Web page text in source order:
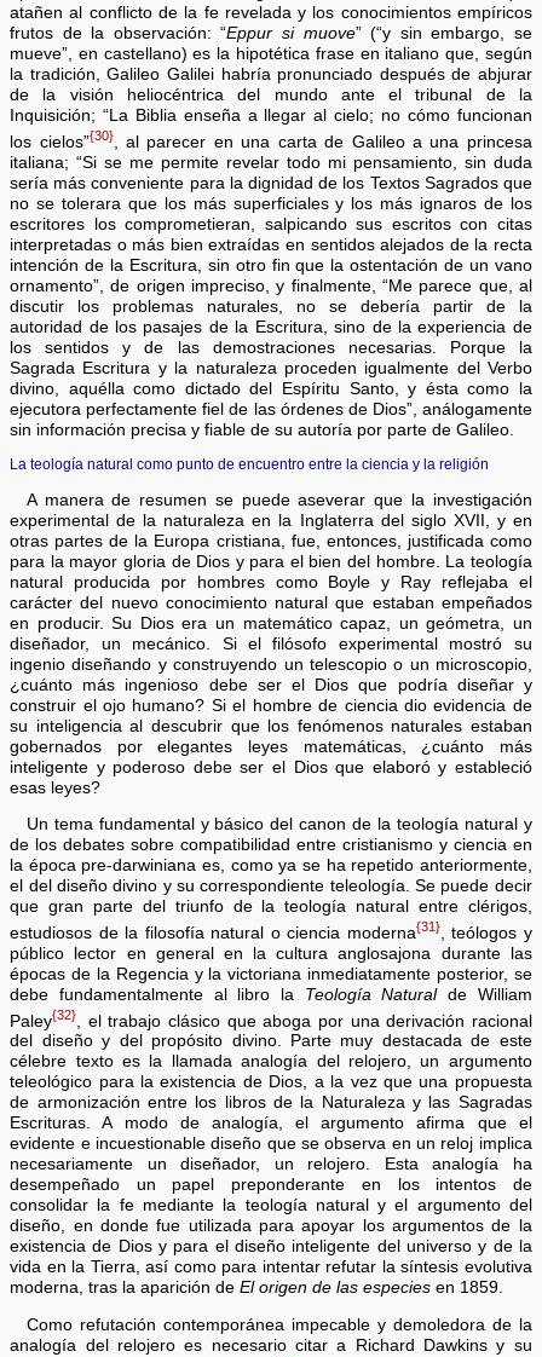
atañen al conflicto de la fe revelada y los conocimientos empíricos
frutos de la observación: “Eppur si muove” (“y sin embargo, se
mueve”, en castellano) es la hipotética frase en italiano que, según
la tradición, Galileo Galilei habría pronunciado después de abjurar
de la visión heliocéntrica del mundo ante el tribunal de la
Inquisición; “La Biblia enseña a llegar al cielo; no cómo funcionan
los cielos”{30}, al parecer en una carta de Galileo a una princesa
italiana; “Si se me permite revelar todo mi pensamiento, sin duda
sería más conveniente para la dignidad de los Textos Sagrados que
no se tolerara que los más superficiales y los más ignaros de los
escritores los comprometieran, salpicando sus escritos con citas
interpretadas o más bien extraídas en sentidos alejados de la recta
intención de la Escritura, sin otro fin que la ostentación de un vano
ornamento”, de origen impreciso, y finalmente, “Me parece que, al
discutir los problemas naturales, no se debería partir de la
autoridad de los pasajes de la Escritura, sino de la experiencia de
los sentidos y de las demostraciones necesarias. Porque la
Sagrada Escritura y la naturaleza proceden igualmente del Verbo
divino, aquélla como dictado del Espíritu Santo, y ésta como la
ejecutora perfectamente fiel de las órdenes de Dios”, análogamente
sin información precisa y fiable de su autoría por parte de Galileo.
La teología natural como punto de encuentro entre la ciencia y la religión
A manera de resumen se puede aseverar que la investigación
experimental de la naturaleza en la Inglaterra del siglo XVII, y en
otras partes de la Europa cristiana, fue, entonces, justificada como
para la mayor gloria de Dios y para el bien del hombre. La teología
natural producida por hombres como Boyle y Ray reflejaba el
carácter del nuevo conocimiento natural que estaban empeñados
en producir. Su Dios era un matemático capaz, un geómetra, un
diseñador, un mecánico. Si el filósofo experimental mostró su
ingenio diseñando y construyendo un telescopio o un microscopio,
¿cuánto más ingenioso debe ser el Dios que podría diseñar y
construir el ojo humano? Si el hombre de ciencia dio evidencia de
su inteligencia al descubrir que los fenómenos naturales estaban
gobernados por elegantes leyes matemáticas, ¿cuánto más
inteligente y poderoso debe ser el Dios que elaboró ​​y estableció
esas leyes?
Un tema fundamental y básico del canon de la teología natural y
de los debates sobre compatibilidad entre cristianismo y ciencia en
la época pre-darwiniana es, como ya se ha repetido anteriormente,
el del diseño divino y su correspondiente teleología. Se puede decir
que gran parte del triunfo de la teología natural entre clérigos,
estudiosos de la filosofía natural o ciencia moderna{31}, teólogos y
público lector en general en la cultura anglosajona durante las
épocas de la Regencia y la victoriana inmediatamente posterior, se
debe fundamentalmente al libro la Teología Naturalde William
Paley{32}
, el trabajo clásico que aboga por una derivación racional
del diseño y del propósito divino. Parte muy destacada de este
célebre texto es la llamada analogía del relojero, un argumento
teleológico para la existencia de Dios, a la vez que una propuesta
de armonización entre los libros de la Naturaleza y las Sagradas
Escrituras. A modo de analogía, el argumento afirma que el
evidente e incuestionable diseño que se observa en un reloj implica
necesariamente un diseñador, un relojero. Esta analogía ha
desempeñado un papel preponderante en los intentos de
consolidar la fe mediante la teología natural y el argumento del
diseño, en donde fue utilizada para apoyar los argumentos de la
existencia de Dios y para el diseño inteligente del universo y de la
vida en la Tierra, así como para intentar refutar la síntesis evolutiva
moderna, tras la aparición deEl origen de las especies en 1859.
Como refutación contemporánea impecable y demoledora de la
analogía del relojero es necesario citar a Richard Dawkins y su